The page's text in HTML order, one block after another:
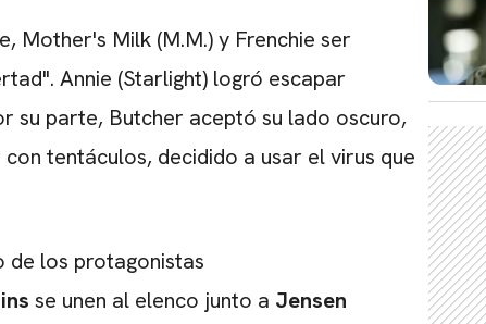
Mother's Milk (M.M.) y Frenchie ser
Annie (Starlight) logró escapar
su parte, Butcher aceptó su lado oscuro,
tentáculos, decidido a usar el virus que
de los protagonistas
se unen al elenco junto a Jensen